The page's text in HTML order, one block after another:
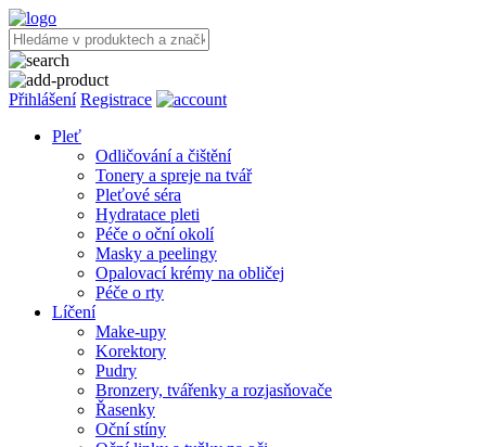
Přihlášení Registrace
Pleť
Odličování a čištění
Tonery a spreje na tvář
Pleťové séra
Hydratace pleti
Péče o oční okolí
Masky a peelingy
Opalovací krémy na obličej
Péče o rty
Líčení
Make-upy
Korektory
Pudry
Bronzery, tvářenky a rozjasňovače
Řasenky
Oční stíny